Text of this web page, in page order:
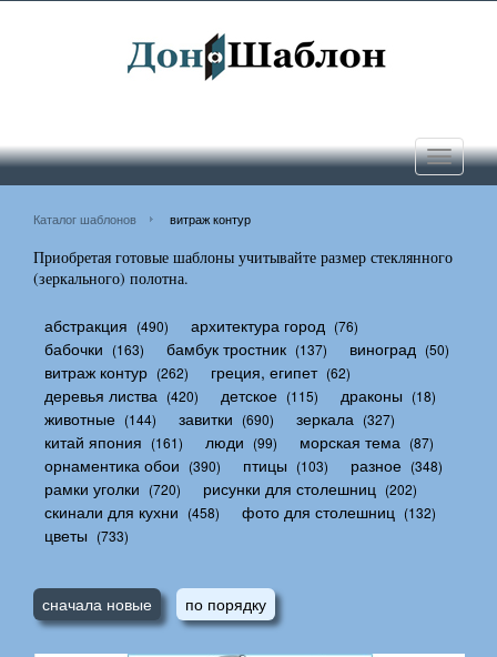
Toggle
Каталог шаблонов витраж контур
Приобретая готовые шаблоны учитывайте размер стеклянного
(зеркального) полотна.
абстракция (490) архитектура город (76)
бабочки (163) бамбук тростник (137) виноград (50)
витраж контур (262) греция, египет (62)
деревья листва (420) детское (115) драконы (18)
животные (144) завитки (690) зеркала (327)
китай япония (161) люди (99) морская тема (87)
орнаментика обои (390) птицы (103) разное (348)
рамки уголки (720) рисунки для столешниц (202)
скинали для кухни (458) фото для столешниц (132)
цветы (733)
сначала новые по порядку